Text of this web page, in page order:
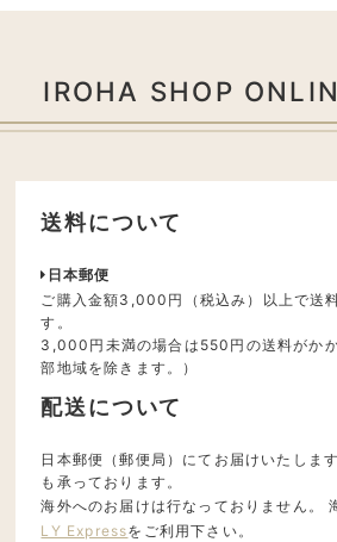
IROHA SHOP
送料について
日本郵便
ご購入金額3,000円（税込み）以上で送
す。
3,000円未満の場合は550円の送料がか
部地域を除きます。）
配送について
日本郵便（郵便局）にてお届けいたしま
も承っております。
海外へのお届けは行なっておりません。
LY Expressをご利用下さい。